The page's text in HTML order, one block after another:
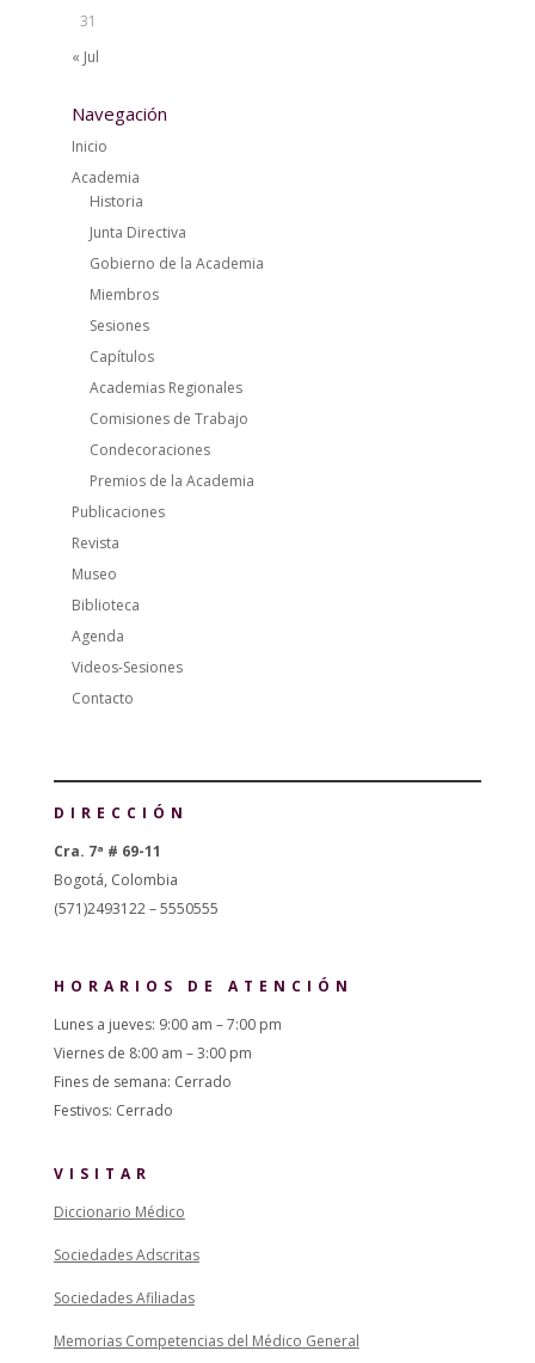
31
« Jul
Navegación
Inicio
Academia
Historia
Junta Directiva
Gobierno de la Academia
Miembros
Sesiones
Capítulos
Academias Regionales
Comisiones de Trabajo
Condecoraciones
Premios de la Academia
Publicaciones
Revista
Museo
Biblioteca
Agenda
Videos-Sesiones
Contacto
DIRECCIÓN
Cra. 7ª # 69-11
Bogotá, Colombia
(571)2493122 – 5550555
HORARIOS DE ATENCIÓN
Lunes a jueves: 9:00 am – 7:00 pm
Viernes de 8:00 am – 3:00 pm
Fines de semana: Cerrado
Festivos: Cerrado
VISITAR
Diccionario Médico
Sociedades Adscritas
Sociedades Afiliadas
Memorias Competencias del Médico General